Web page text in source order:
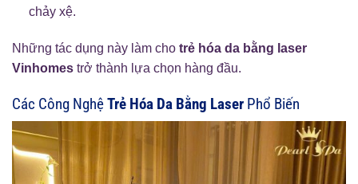
chảy xệ.
Những tác dụng này làm cho trẻ hóa da bằng laser
Vinhomes trở thành lựa chọn hàng đầu.
Các Công NghệTrẻ Hóa Da Bằng Laser Phổ Biến